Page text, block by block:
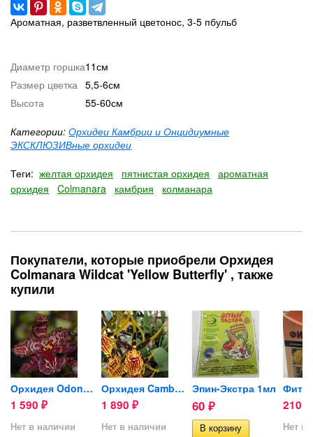
Ароматная, разветвленный цветонос, 3-5 пбульб
Диаметр горшка11см
Размер цветка 5,5-6см
Высота
55-60см
Категории: Орхидеи Камбрии и Онцидиумные
ЭКСКЛЮЗИВные орхидеи
Теги: желтая орхидея пятнистая орхидея
ароматная
орхидея
Colmanara камбрия колманара
Покупатели, которые приобрели Орхидея
Colmanara Wildcat 'Yellow Butterfly' , также
купили
Орхидея Odontioda Stirbic...
1 590 ₽
Нет в наличии
Орхидея Cambria 'Mystic...
1 890 ₽
Нет в наличии
Эпин-Экстра 1мл
60 ₽ 210
Нет в